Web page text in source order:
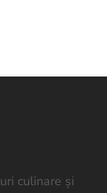
culinare și